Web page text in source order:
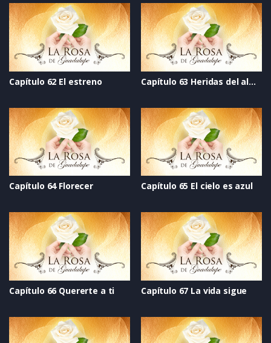
Capítulo 62 El estreno Capítulo 63 Heridas del alma
Capítulo 64 Florecer Capítulo 65 El cielo es azul
Capítulo 66 Quererte a ti Capítulo 67 La vida sigue